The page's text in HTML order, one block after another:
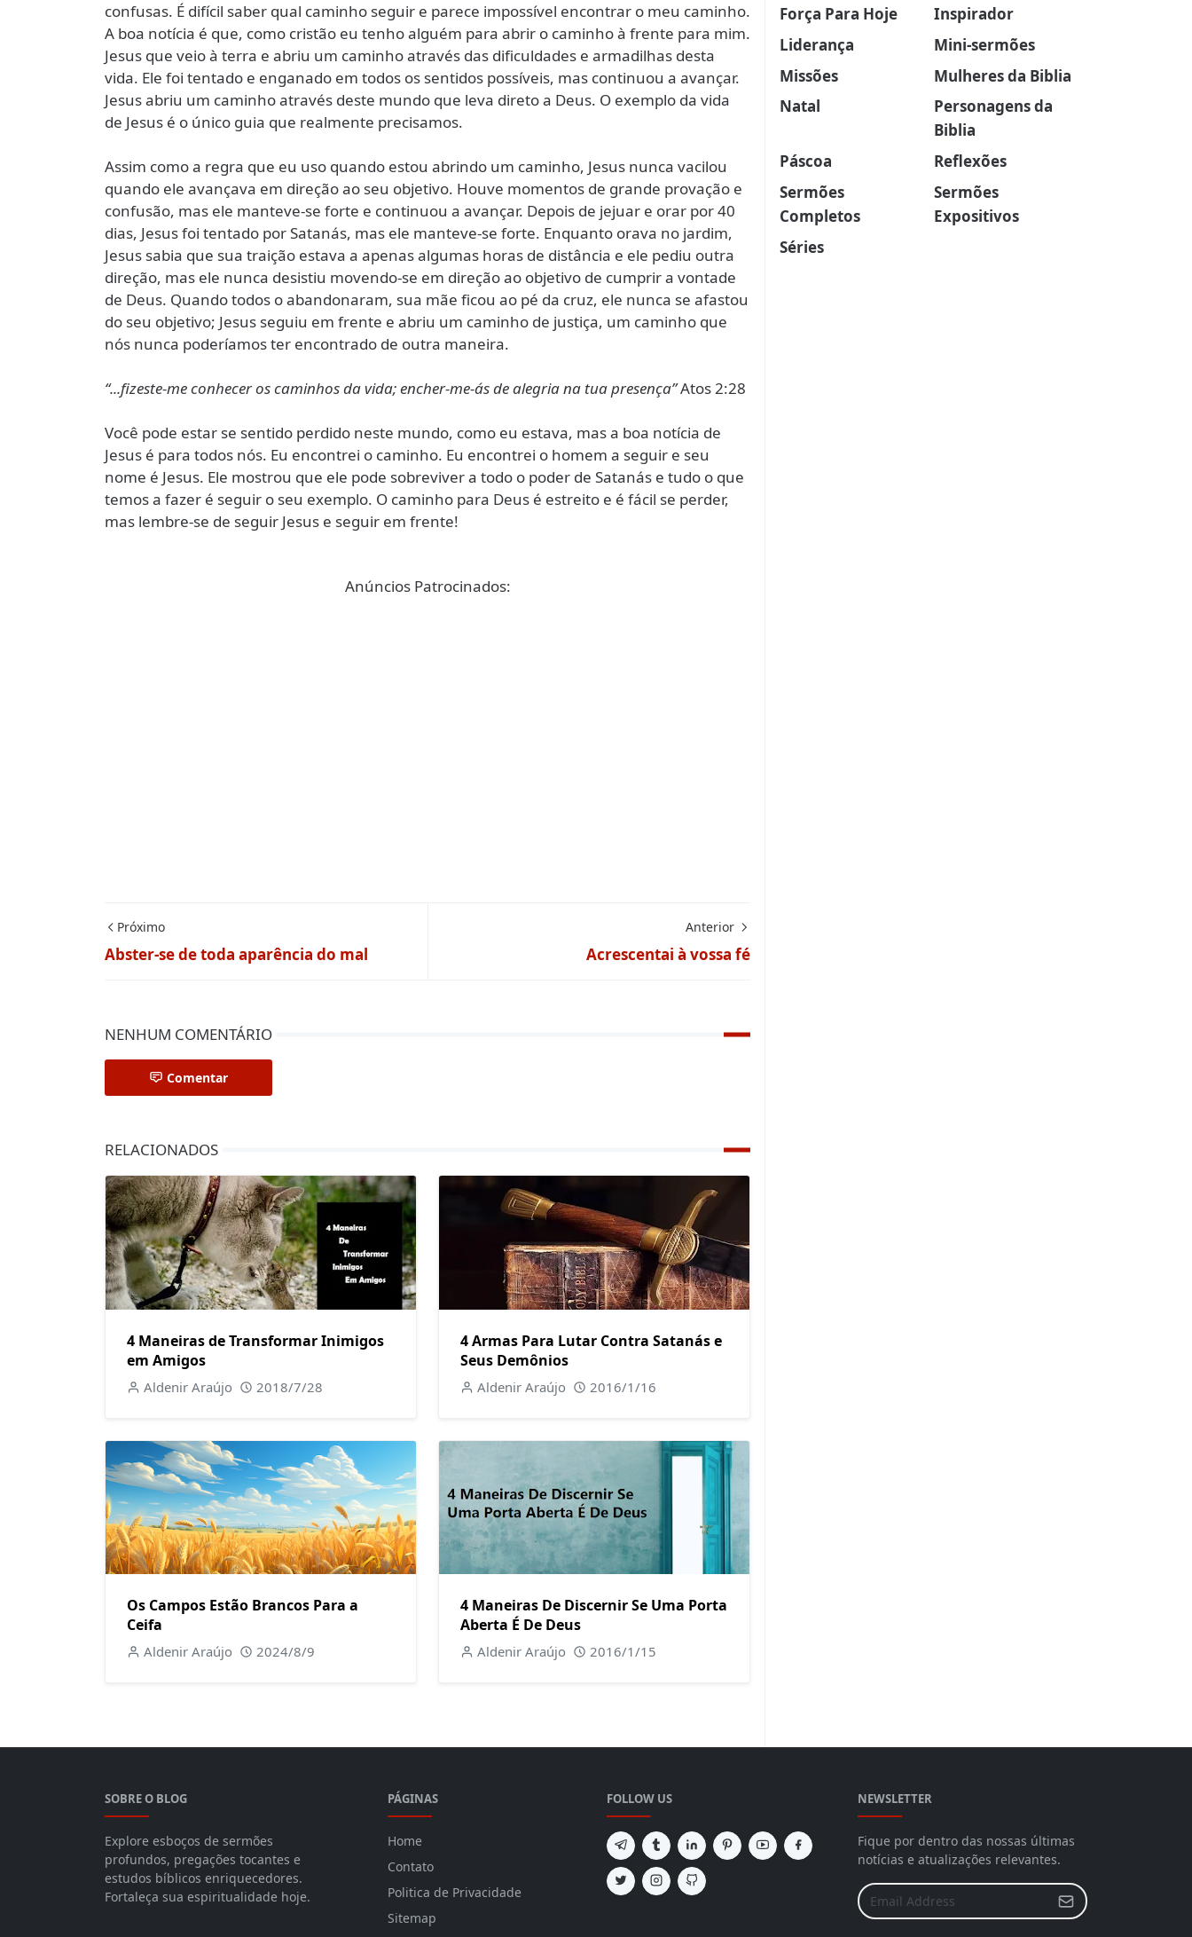
confusas. É difícil saber qual caminho seguir e parece impossível encontrar o meu caminho.
A boa notícia é que, como cristão eu tenho alguém para abrir o caminho à frente para mim.
Jesus que veio à terra e abriu um caminho através das dificuldades e armadilhas desta
vida. Ele foi tentado e enganado em todos os sentidos possíveis, mas continuou a avançar.
Jesus abriu um caminho através deste mundo que leva direto a Deus. O exemplo da vida
de Jesus é o único guia que realmente precisamos.
Assim como a regra que eu uso quando estou abrindo um caminho, Jesus nunca vacilou
quando ele avançava em direção ao seu objetivo. Houve momentos de grande provação e
confusão, mas ele manteve-se forte e continuou a avançar. Depois de jejuar e orar por 40
dias, Jesus foi tentado por Satanás, mas ele manteve-se forte. Enquanto orava no jardim,
Jesus sabia que sua traição estava a apenas algumas horas de distância e ele pediu outra
direção, mas ele nunca desistiu movendo-se em direção ao objetivo de cumprir a vontade
de Deus. Quando todos o abandonaram, sua mãe ficou ao pé da cruz, ele nunca se afastou
do seu objetivo; Jesus seguiu em frente e abriu um caminho de justiça, um caminho que
nós nunca poderíamos ter encontrado de outra maneira.
“...fizeste-me conhecer os caminhos da vida; encher-me-ás de alegria na tua presença”Atos 2:28
Você pode estar se sentido perdido neste mundo, como eu estava, mas a boa notícia de
Jesus é para todos nós. Eu encontrei o caminho. Eu encontrei o homem a seguir e seu
nome é Jesus. Ele mostrou que ele pode sobreviver a todo o poder de Satanás e tudo o que
temos a fazer é seguir o seu exemplo. O caminho para Deus é estreito e é fácil se perder,
mas lembre-se de seguir Jesus e seguir em frente!
Anúncios Patrocinados:
Próximo
Abster-se de toda aparência do mal
Anterior
Acrescentai à vossa fé
NENHUM COMENTÁRIO
Comentar
RELACIONADOS
4 Maneiras de Transformar Inimigos
em Amigos
Aldenir Araújo 2018/7/28
4 Armas Para Lutar Contra Satanás e
Seus Demônios
Aldenir Araújo 2016/1/16
Os Campos Estão Brancos Para a
Ceifa
Aldenir Araújo 2024/8/9
4 Maneiras De Discernir Se Uma Porta
Aberta É De Deus
Aldenir Araújo 2016/1/15
Força Para Hoje
Inspirador
Liderança
Mini-sermões
Missões
Mulheres da Biblia
Natal
Personagens da
Biblia
Páscoa
Reflexões
Sermões
Completos
Sermões
Expositivos
Séries
SOBRE O BLOG
Explore esboços de sermões
profundos, pregações tocantes e
estudos bíblicos enriquecedores.
Fortaleça sua espiritualidade hoje.
PÁGINAS
Home
Contato
Politica de Privacidade
Sitemap
FOLLOW US NEWSLETTER
Fique por dentro das nossas últimas
notícias e atualizações relevantes.